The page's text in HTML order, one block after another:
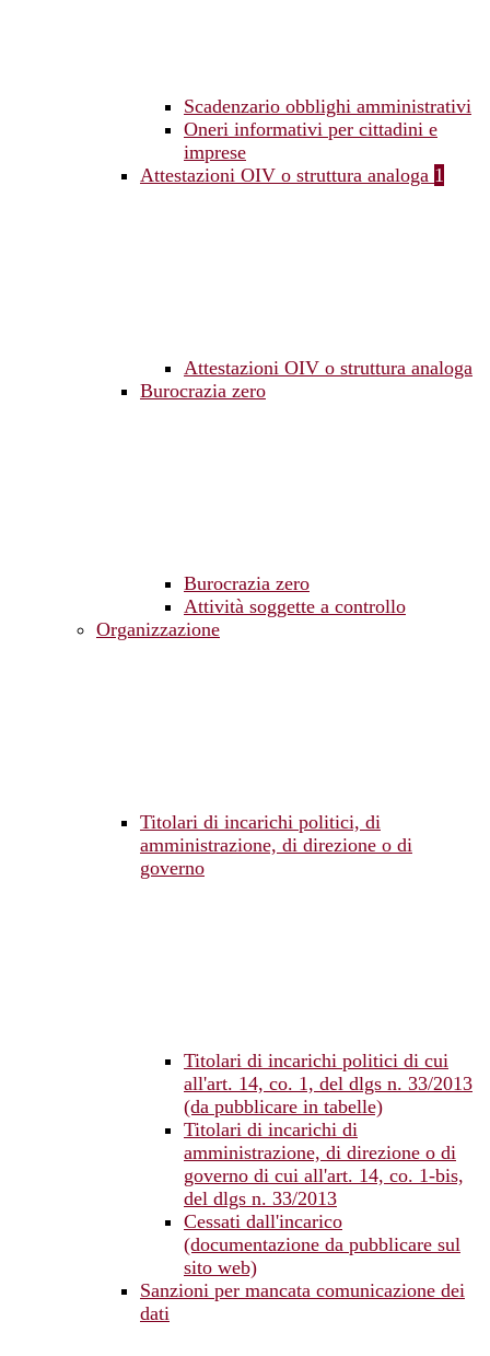
Scadenzario obblighi amministrativi
Oneri informativi per cittadini e
imprese
Attestazioni OIV o struttura analoga 1
Attestazioni OIV o struttura analoga
Burocrazia zero
Burocrazia zero
Attività soggette a controllo
Organizzazione
Titolari di incarichi politici, di
amministrazione, di direzione o di
governo
Titolari di incarichi politici di cui
all'art. 14, co. 1, del dlgs n. 33/2013
(da pubblicare in tabelle)
Titolari di incarichi di
amministrazione, di direzione o di
governo di cui all'art. 14, co. 1-bis,
del dlgs n. 33/2013
Cessati dall'incarico
(documentazione da pubblicare sul
sito web)
Sanzioni per mancata comunicazione dei
dati